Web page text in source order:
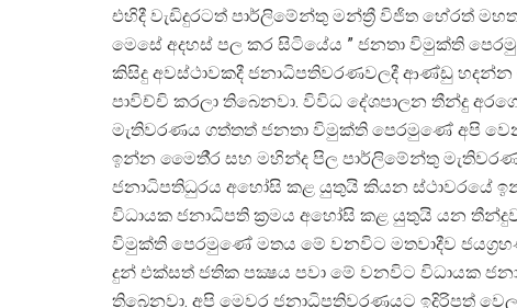
එහිදී වැඩිදුරටත් පාර්ලිමේන්තු මන්ත්‍රී විජිත හේරත්
මෙසේ අදහස් පල කර සිටියේය ” ජනතා විමුක්ති
කිසිදු අවස්ථාවකදී ජනාධිපතිවරණවලදී ආණ්ඩු හදන්න
පාවිච්චි කරලා තිබෙනවා. විවිධ දේශපාලන තීන්දු
මැතිවරණය ගත්තත් ජනතා විමුක්ති පෙරමුණේ අපි
ඉන්න මෛතී‍්‍ර සහ මහින්ද පිල පාර්ලිමේන්තු
ජනාධිපතිධුරය අහෝසි කළ යුතුයි කියන ස්ථාවරයේ
විධායක ජනාධිපති ක‍්‍රමය අහෝසි කළ යුතුයි යන
විමුක්ති පෙරමුණේ මතය මේ වනවිට මතවාදීව
දුන් එක්සත් ජතික පක්‍ෂය පවා මේ වනවිට විධායක
තිබෙනවා. අපි මෙවර ජනාධිපතිවරණයට ඉදිරිපත්